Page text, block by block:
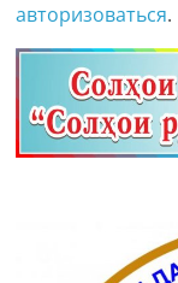
авторизоваться.